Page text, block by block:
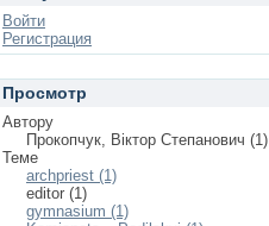
Войти
Регистрация
Просмотр
Автору
Прокопчук, Віктор Степанович (1)
Теме
archpriest (1)
editor (1)
gymnasium (1)